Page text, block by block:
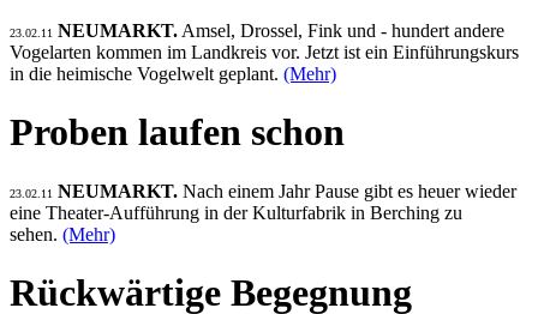
23.02.11 NEUMARKT. Amsel, Drossel, Fink und - hundert andere
Vogelarten kommen im Landkreis vor. Jetzt ist ein Einführungskurs
in die heimische Vogelwelt geplant. (Mehr)
Proben laufen schon
23.02.11 NEUMARKT. Nach einem Jahr Pause gibt es heuer wieder
eine Theater-Aufführung in der Kulturfabrik in Berching zu
sehen. (Mehr)
Rückwärtige Begegnung